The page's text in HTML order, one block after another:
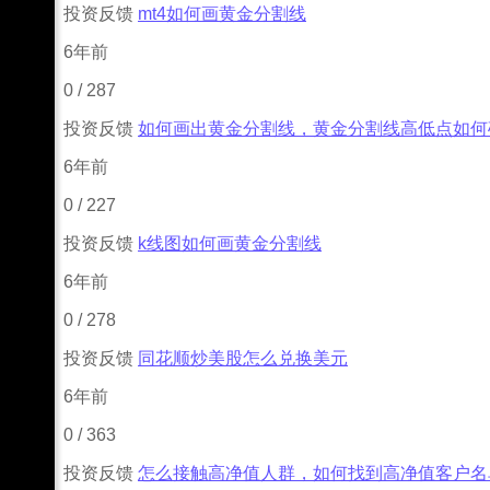
投资反馈 mt4如何画黄金分割线
6年前
0 / 287
投资反馈 如何画出黄金分割线，黄金分割线高低点如
6年前
0 / 227
投资反馈 k线图如何画黄金分割线
6年前
0 / 278
投资反馈 同花顺炒美股怎么兑换美元
6年前
0 / 363
投资反馈 怎么接触高净值人群，如何找到高净值客户